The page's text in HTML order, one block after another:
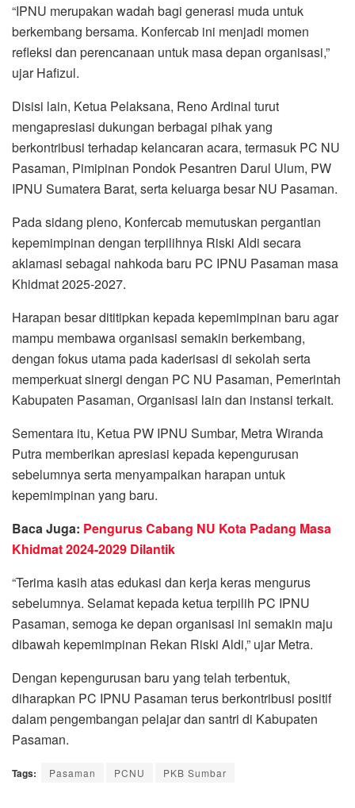
“IPNU merupakan wadah bagi generasi muda untuk
berkembang bersama. Konfercab ini menjadi momen
refleksi dan perencanaan untuk masa depan organisasi,”
ujar Hafizul.
Disisi lain, Ketua Pelaksana, Reno Ardinal turut
mengapresiasi dukungan berbagai pihak yang
berkontribusi terhadap kelancaran acara, termasuk PC NU
Pasaman, Pimipinan Pondok Pesantren Darul Ulum, PW
IPNU Sumatera Barat, serta keluarga besar NU Pasaman.
Pada sidang pleno, Konfercab memutuskan pergantian
kepemimpinan dengan terpilihnya Riski Aldi secara
aklamasi sebagai nahkoda baru PC IPNU Pasaman masa
Khidmat 2025-2027.
Harapan besar dititipkan kepada kepemimpinan baru agar
mampu membawa organisasi semakin berkembang,
dengan fokus utama pada kaderisasi di sekolah serta
memperkuat sinergi dengan PC NU Pasaman, Pemerintah
Kabupaten Pasaman, Organisasi lain dan instansi terkait.
Sementara itu, Ketua PW IPNU Sumbar, Metra Wiranda
Putra memberikan apresiasi kepada kepengurusan
sebelumnya serta menyampaikan harapan untuk
kepemimpinan yang baru.
Baca Juga: Pengurus Cabang NU Kota Padang Masa
Khidmat 2024-2029 Dilantik
“Terima kasih atas edukasi dan kerja keras mengurus
sebelumnya. Selamat kepada ketua terpilih PC IPNU
Pasaman, semoga ke depan organisasi ini semakin maju
dibawah kepemimpinan Rekan Riski Aldi,” ujar Metra.
Dengan kepengurusan baru yang telah terbentuk,
diharapkan PC IPNU Pasaman terus berkontribusi positif
dalam pengembangan pelajar dan santri di Kabupaten
Pasaman.
Tags: Pasaman PCNU PKB Sumbar